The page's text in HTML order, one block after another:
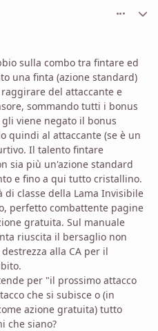
sulla combo tra fintare ed
una finta (azione standard)
del attaccante e
sommando tutti i bonus
viene negato il bonus
quindi al attaccante (se è un
Il talento fintare
sia più un'azione standard
e fino a qui tutto cristallino.
classe della Lama Invisibile
perfetto combattente pagine
gratuita. Sul manuale
riuscita il bersaglio non
alla CA per il
per "il prossimo attacco
che si subisce o (in
azione gratuita) tutto
che siano?